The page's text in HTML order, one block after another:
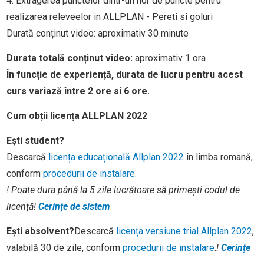
realizarea releveelor in ALLPLAN - Pereti si goluri
Durată conținut video: aproximativ 30 minute
Durata totală conținut video:aproximativ 1 ora
În funcție de experiență, durata de lucru pentru acest
curs variază între 2 ore si 6 ore.
Cum obții licența ALLPLAN 2022
Ești student?
Descarcă licența educațională Allplan 2022 în limba romană,
conform procedurii de instalare.
! Poate dura până la 5 zile lucrătoare să primești codul de
licență! Cerințe de sistem
Ești absolvent?Descarcă licența versiune trial Allplan 2022,
valabilă 30 de zile, conform procedurii de instalare.! Cerințe